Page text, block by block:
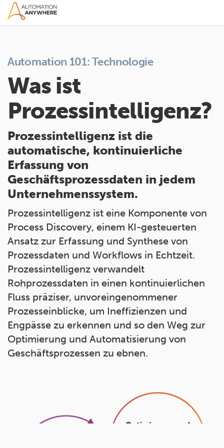
Automation 101: Technologie
Was ist
Prozessintelligenz?
Prozessintelligenz ist die
automatische, kontinuierliche
Erfassung von
Geschäftsprozessdaten in jedem
Unternehmenssystem.
Prozessintelligenz ist eine Komponente von
Process Discovery, einem KI-gesteuerten
Ansatz zur Erfassung und Synthese von
Prozessdaten und Workflows in Echtzeit.
Prozessintelligenz verwandelt
Rohprozessdaten in einen kontinuierlichen
Fluss präziser, unvoreingenommener
Prozesseinblicke, um Ineffizienzen und
Engpässe zu erkennen und so den Weg zur
Optimierung und Automatisierung von
Geschäftsprozessen zu ebnen.